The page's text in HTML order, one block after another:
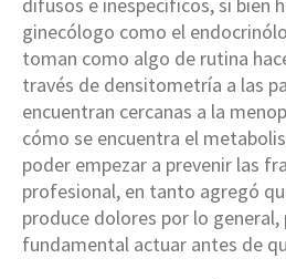
difusos e inespecíficos, si bien
ginecólogo como el
toman como algo de rutina
través de densitometría a las
encuentran cercanas a la
cómo se encuentra el
poder empezar a prevenir las
profesional, en tanto agregó
produce dolores por lo general,
fundamental actuar antes de